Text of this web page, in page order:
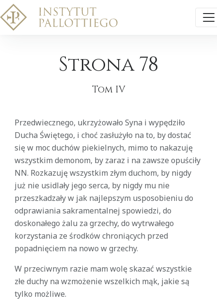
Strona 78
Tom IV
Przedwiecznego, ukrzyżowało Syna i wypędziło
Ducha Świętego, i choć zasłużyło na to, by dostać
się w moc duchów piekielnych, mimo to nakazuję
wszystkim demonom, by zaraz i na zawsze opuściły
NN. Rozkazuję wszystkim złym duchom, by nigdy
już nie usidlały jego serca, by nigdy mu nie
przeszkadzały w jak najlepszym usposobieniu do
odprawiania sakramentalnej spowiedzi, do
doskonałego żalu za grzechy, do wytrwałego
korzystania ze środków chroniących przed
popadnięciem na nowo w grzechy.
W przeciwnym razie mam wolę skazać wszystkie
złe duchy na wzmożenie wszelkich mąk, jakie są
tylko możliwe.